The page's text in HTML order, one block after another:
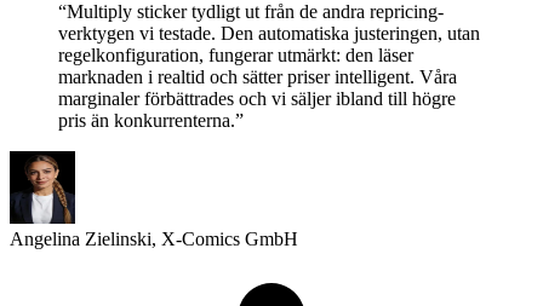
“Multiply sticker tydligt ut från de andra repricing-
verktygen vi testade. Den automatiska justeringen, utan
regelkonfiguration, fungerar utmärkt: den läser
marknaden i realtid och sätter priser intelligent. Våra
marginaler förbättrades och vi säljer ibland till högre
pris än konkurrenterna.”
Angelina Zielinski, X-Comics GmbH